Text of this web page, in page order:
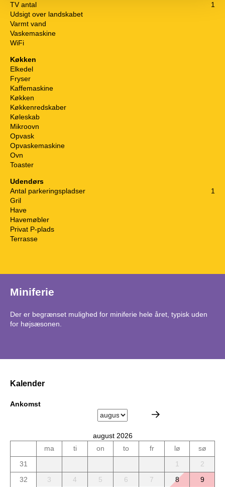
TV antal
1
Udsigt over landskabet
Varmt vand
Vaskemaskine
WiFi
Køkken
Elkedel
Fryser
Kaffemaskine
Køkken
Køkkenredskaber
Køleskab
Mikroovn
Opvask
Opvaskemaskine
Ovn
Toaster
Udendørs
Antal parkeringspladser
1
Gril
Have
Havemøbler
Privat P-plads
Terrasse
Miniferie
Der er begrænset mulighed for miniferie hele året, typisk uden
for højsæsonen.
Kalender
Ankomst
august 2026
ma
ti on to fr lø
sø
31
1
2
32
3 4 5 6 7 8
9